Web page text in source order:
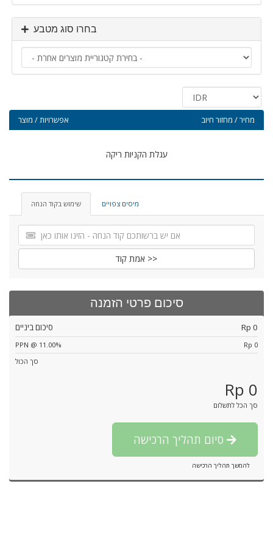
בחרו סוג מטבע
אפשרויות / מוצר מחיר / מחזור חיוב
עגלת הקניות ריקה
שימוש בקוד הנחה מיסים צפויים
אמת קוד >>
סיכום פרטי הזמנה
סיכום ביניים Rp 0
PPN @ 11.00%
Rp 0
סך הכול
Rp 0
סך הכל לתשלום
להמשך תהליך הרכישה